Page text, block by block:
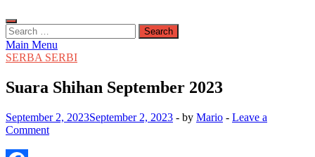
Search
for:
Main Menu
SERBA SERBI
Suara Shihan September 2023
September 2, 2023September 2, 2023 - by Mario - Leave a
Comment